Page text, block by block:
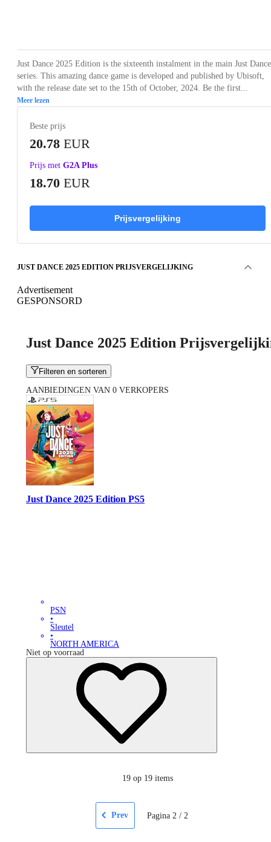
Just Dance 2025 Edition is the sixteenth instalment in the main Just Dance
series. This amazing dance game is developed and published by Ubisoft,
with the release date set to the 15th of October, 2024. Be the first...
Meer lezen
Beste prijs
20.78 EUR
Prijs met G2A Plus
18.70 EUR
Prijsvergelijking
JUST DANCE 2025 EDITION PRIJSVERGELIJKING
Advertisement
GESPONSORD
Just Dance 2025 Edition
Filteren en sorteren
AANBIEDINGEN VAN 0 VERKOPERS
Just Dance 2025 Edition PS5
PSN
•
Sleutel
•
NORTH AMERICA
Niet op voorraad
19 op 19 items
Prev Pagina 2 / 2